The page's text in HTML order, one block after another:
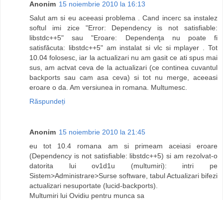
Anonim 15 noiembrie 2010 la 16:13
Salut am si eu aceeasi problema . Cand incerc sa instalez
softul imi zice "Error: Dependency is not satisfiable:
libstdc++5" sau "Eroare: Dependenţa nu poate fi
satisfăcuta: libstdc++5" am instalat si vlc si mplayer . Tot
10.04 folosesc, iar la actualizari nu am gasit ce ati spus mai
sus, am actvat ceva de la actualizari (ce continea cuvantul
backports sau cam asa ceva) si tot nu merge, aceeasi
eroare o da. Am versiunea in romana. Multumesc.
Răspundeți
Anonim 15 noiembrie 2010 la 21:45
eu tot 10.4 romana am si primeam aceiasi eroare
(Dependency is not satisfiable: libstdc++5) si am rezolvat-o
datorita lui ov1d1u (multumiri): intri pe
Sistem>Administrare>Surse software, tabul Actualizari bifezi
actualizari nesuportate (lucid-backports).
Multumiri lui Ovidiu pentru munca sa